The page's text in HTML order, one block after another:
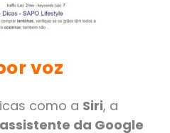
voz
como a Siri, a
assistente da Google